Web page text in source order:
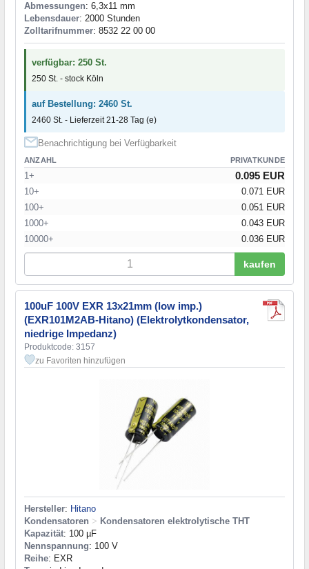
Abmessungen: 6,3x11 mm
Lebensdauer: 2000 Stunden
Zolltarifnummer: 8532 22 00 00
verfügbar: 250 St.
250 St. - stock Köln
auf Bestellung: 2460 St.
2460 St. - Lieferzeit 21-28 Tag (e)
Benachrichtigung bei Verfügbarkeit
ANZAHL PRIVATKUNDE
1+ 0.095 EUR
10+
0.071 EUR
100+
0.051 EUR
1000+
0.043 EUR
10000+
0.036 EUR
kaufen
100uF 100V EXR 13x21mm (low imp.)
(EXR101M2AB-Hitano) (Elektrolytkondensator,
niedrige Impedanz)
Produktcode: 3157
zu Favoriten hinzufügen
Hersteller: Hitano
Kondensatoren > Kondensatoren elektrolytische THT
Kapazität: 100 µF
Nennspannung: 100 V
Reihe: EXR